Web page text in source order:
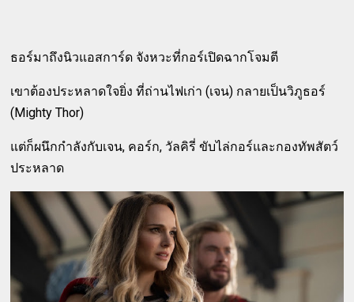
ธอร์มาถึงนิวแอสการ์ด จังหวะที่กอร์เปิดฉากโจมตี
เขาต้องประหลาดใจยิ่ง ที่ถ่านไฟเก่า (เจน) กลายเป็นวิภูธอร์
(Mighty Thor)
แต่ก็ผนึกกำลังกับเจน, คอร์ก, วัลคิรี่ ขับไล่กอร์และกองทัพสัตว์
ประหลาด